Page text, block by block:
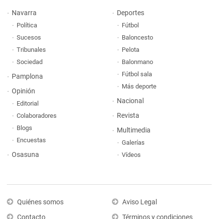
Navarra
Política
Sucesos
Tribunales
Sociedad
Pamplona
Opinión
Editorial
Colaboradores
Blogs
Encuestas
Osasuna
Deportes
Fútbol
Baloncesto
Pelota
Balonmano
Fútbol sala
Más deporte
Nacional
Revista
Multimedia
Galerías
Vídeos
Quiénes somos
Aviso Legal